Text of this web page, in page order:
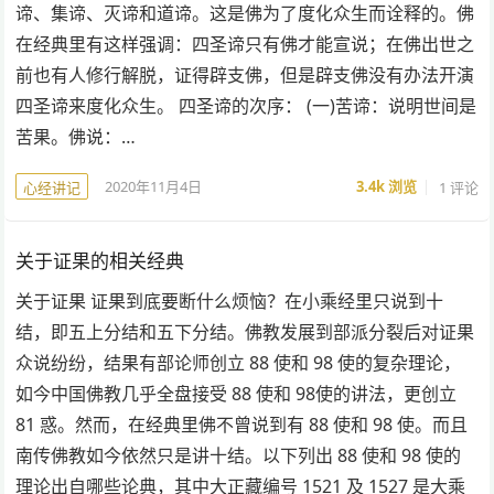
谛、集谛、灭谛和道谛。这是佛为了度化众生而诠释的。佛
在经典里有这样强调：四圣谛只有佛才能宣说；在佛出世之
前也有人修行解脱，证得辟支佛，但是辟支佛没有办法开演
四圣谛来度化众生。 四圣谛的次序： (一)苦谛：说明世间是
苦果。佛说：…
心经讲记 2020年11月4日 3.4k浏览 1 评论
关于证果的相关经典
关于证果 证果到底要断什么烦恼？在小乘经里只说到十
结，即五上分结和五下分结。佛教发展到部派分裂后对证果
众说纷纷，结果有部论师创立 88 使和 98 使的复杂理论，
如今中国佛教几乎全盘接受 88 使和 98使的讲法，更创立
81 惑。然而，在经典里佛不曾说到有 88 使和 98 使。而且
南传佛教如今依然只是讲十结。以下列出 88 使和 98 使的
理论出自哪些论典，其中大正藏编号 1521 及 1527 是大乘